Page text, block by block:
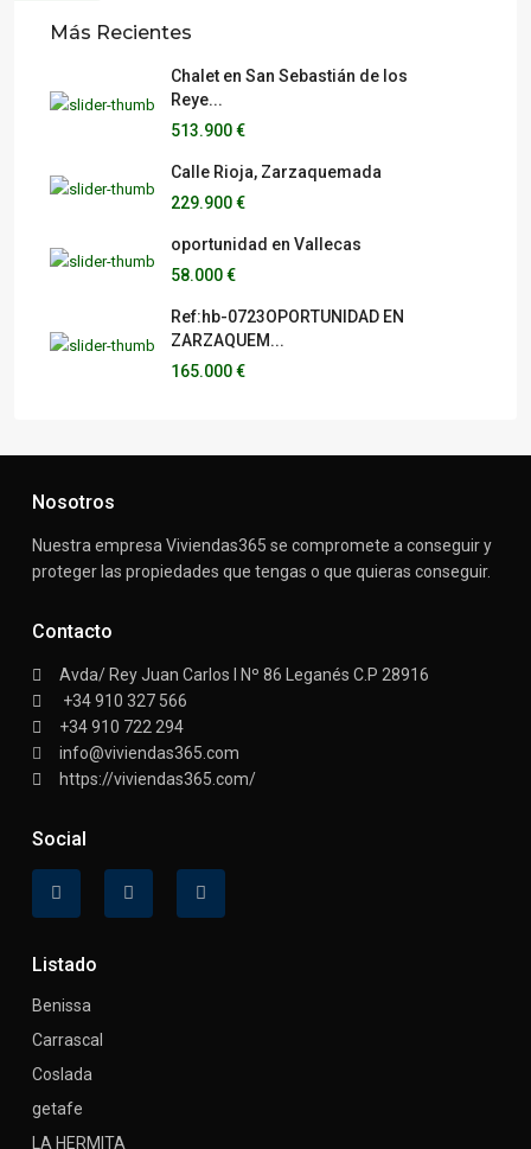
Más Recientes
Chalet en San Sebastián de los
Reye...
513.900 €
Calle Rioja, Zarzaquemada
229.900 €
oportunidad en Vallecas
58.000 €
Ref:hb-0723OPORTUNIDAD EN
ZARZAQUEM...
165.000 €
Nosotros
Nuestra empresa Viviendas365 se compromete a conseguir y
proteger las propiedades que tengas o que quieras conseguir.
Contacto
Avda/ Rey Juan Carlos I Nº 86 Leganés C.P 28916
+34 910 327 566
+34 910 722 294
info@viviendas365.com
https://viviendas365.com/
Social
Listado
Benissa
Carrascal
Coslada
getafe
LA HERMITA